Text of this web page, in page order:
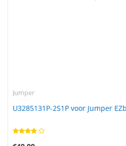
Jumper
U3285131P-2S1P voor Jumper